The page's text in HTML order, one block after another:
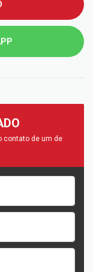
contato de um de